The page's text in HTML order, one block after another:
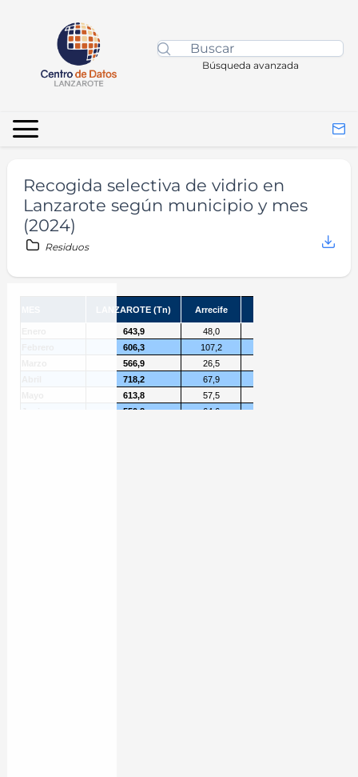
Búsqueda avanzada
Recogida selectiva de vidrio en
Lanzarote según municipio y mes
(2024)
Residuos